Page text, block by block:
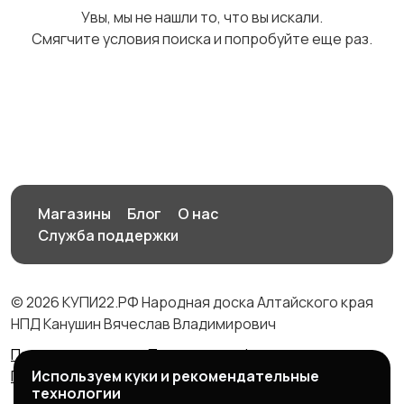
природе
дартс
Другое
Увы, мы не нашли то, что вы искали.
Смягчите условия поиска и попробуйте еще раз.
Магазины Блог
О нас
Служба поддержки
© 2026 КУПИ22.РФ Народная доска Алтайского края
НПД Канушин Вячеслав Владимирович
Правила сервиса
Политика конфиденциальности
Политика использования cookie
Используем куки и рекомендательные
технологии